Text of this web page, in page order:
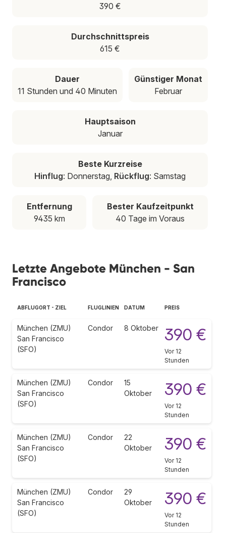
390 €
Durchschnittspreis
615 €
Dauer
11 Stunden und 40 Minuten
Günstiger Monat
Februar
Hauptsaison
Januar
Beste Kurzreise
Hinflug: Donnerstag, Rückflug: Samstag
Entfernung
9435 km
Bester Kaufzeitpunkt
40 Tage im Voraus
Letzte Angebote München - San
Francisco
ABFLUGORT - ZIEL FLUGLINIEN DATUM PREIS
München (ZMU)
San Francisco
(SFO)
Condor 8 Oktober 390 €
Vor 12
Stunden
München (ZMU)
San Francisco
(SFO)
Condor
15
Oktober
390 €
Vor 12
Stunden
München (ZMU)
San Francisco
(SFO)
Condor
22
Oktober
390 €
Vor 12
Stunden
München (ZMU)
San Francisco
(SFO)
Condor
29
Oktober
390 €
Vor 12
Stunden